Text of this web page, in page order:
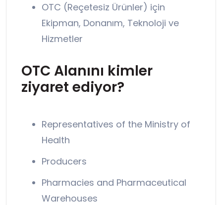
OTC (Reçetesiz Ürünler) için
Ekipman, Donanım, Teknoloji ve
Hizmetler
OTC Alanını kimler
ziyaret ediyor?
Representatives of the Ministry of
Health
Producers
Pharmacies and Pharmaceutical
Warehouses